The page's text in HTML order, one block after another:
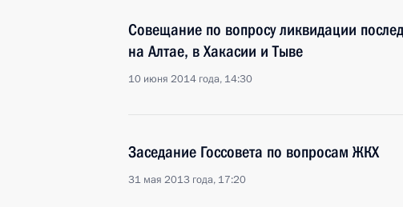
Совещание по вопросу ликвидации
на Алтае, в Хакасии и Тыве
10 июня 2014 года, 14:30
Заседание Госсовета по вопросам ЖКХ
31 мая 2013 года, 17:20